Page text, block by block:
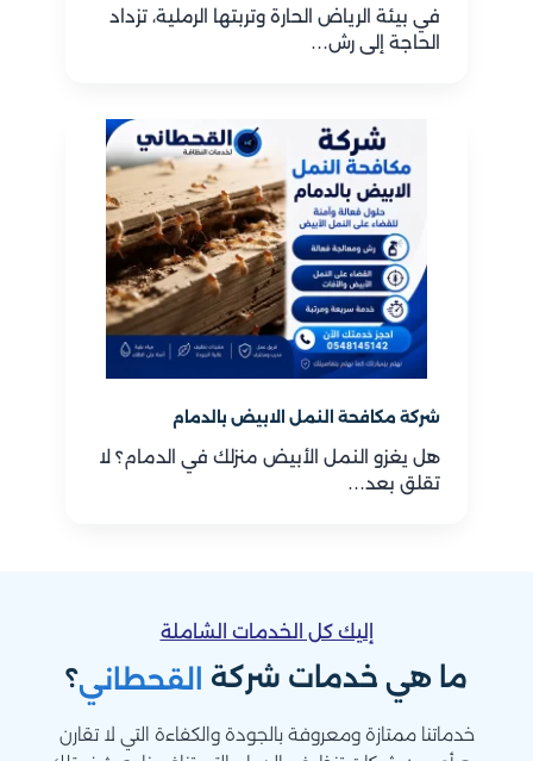
في بيئة الرياض الحارة وتربتها الرملية، تزداد
الحاجة إلى رش…
شركة مكافحة النمل الابيض بالدمام
هل يغزو النمل الأبيض منزلك في الدمام؟ لا
تقلق بعد…
إليك كل الخدمات الشاملة
ما هي خدمات شركة القحطاني؟
خدماتنا ممتازة ومعروفة بالجودة والكفاءة التي لا تقارن